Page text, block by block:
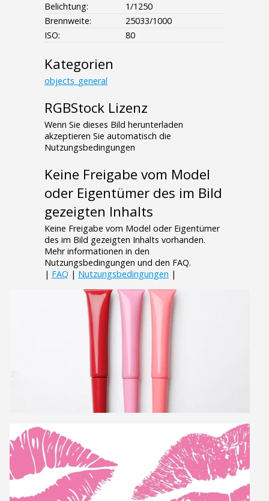
Belichtung:
1/1250
Brennweite:
25033/1000
ISO:
80
Kategorien
objects_general
RGBStock Lizenz
Wenn Sie dieses Bild herunterladen
akzeptieren Sie automatisch die
Nutzungsbedingungen
Keine Freigabe vom Model
oder Eigentümer des im Bild
gezeigten Inhalts
Keine Freigabe vom Model oder Eigentümer
des im Bild gezeigten Inhalts vorhanden.
Mehr informationen in den
Nutzungsbedingungen und den FAQ.
| FAQ | Nutzungsbedingungen |